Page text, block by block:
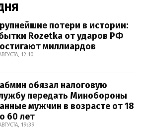
потери в истории:
Rozetka от ударов РФ
миллиардов
12:10
обязал налоговую
передать Минобороны
мужчин в возрасте от 18
60 лет
19:39